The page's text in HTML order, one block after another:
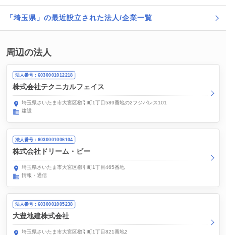
「埼玉県」の最近設立された法人/企業一覧
周辺の法人
法人番号：6030001012218
株式会社テクニカルフェイス
埼玉県さいたま市大宮区櫛引町1丁目589番地の2フジパレス101
建設
法人番号：6030001006104
株式会社ドリーム・ビー
埼玉県さいたま市大宮区櫛引町1丁目465番地
情報・通信
法人番号：6030001005238
大豊地建株式会社
埼玉県さいたま市大宮区櫛引町1丁目821番地2